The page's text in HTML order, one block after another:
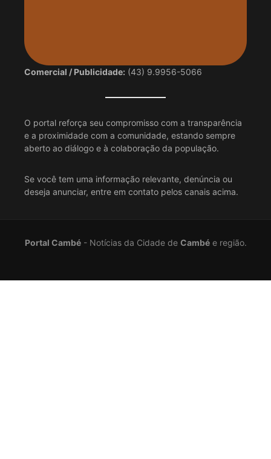
Comercial / Publicidade: (43) 9.9956-5066
O portal reforça seu compromisso com a transparência
e a proximidade com a comunidade, estando sempre
aberto ao diálogo e à colaboração da população.
Se você tem uma informação relevante, denúncia ou
deseja anunciar, entre em contato pelos canais acima.
Portal Cambé- Notícias da Cidade de Cambée região.